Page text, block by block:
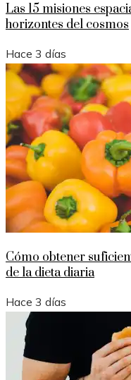
Las 15 misiones
horizontes del cosmos
Hace 3 días
Cómo obtener
de la dieta diaria
Hace 3 días